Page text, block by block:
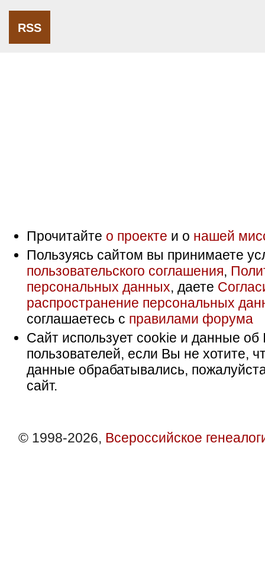
RSS
Прочитайте о проекте и о нашей
Пользуясь сайтом вы принимаете
пользовательского соглашения,
персональных данных, даете
распространение персональных
соглашаетесь с правилами форума
Сайт использует cookie и данные об
пользователей, если Вы не хотите,
данные обрабатывались,
сайт.
© 1998-2026, Всероссийское